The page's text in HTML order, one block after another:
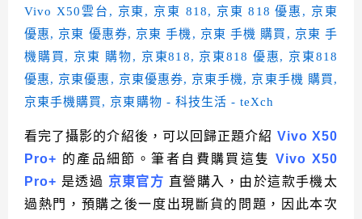
看完了攝影的介紹後，可以回歸正題介紹 Vivo X50
Pro+ 的產品細節。筆者自費購買這隻Vivo X50
Pro+ 是透過 京東官方 直營購入，由於這款手機太
過熱門，預購之後一度出現斷貨的問題，因此本次